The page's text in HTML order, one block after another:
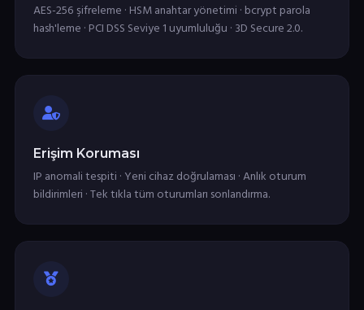
AES-256 şifreleme · HSM anahtar yönetimi · bcrypt parola
hash'leme · PCI DSS Seviye 1 uyumluluğu · 3D Secure 2.0.
Erişim Koruması
IP anomali tespiti · Yeni cihaz doğrulaması · Anlık oturum
bildirimleri · Tek tıkla tüm oturumları sonlandırma.